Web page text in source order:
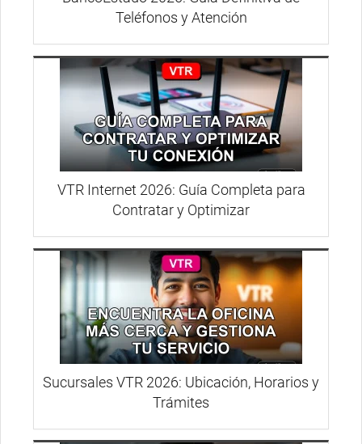
Teléfonos y Atención
VTR Internet 2026: Guía Completa para
Contratar y Optimizar
Sucursales VTR 2026: Ubicación, Horarios y
Trámites